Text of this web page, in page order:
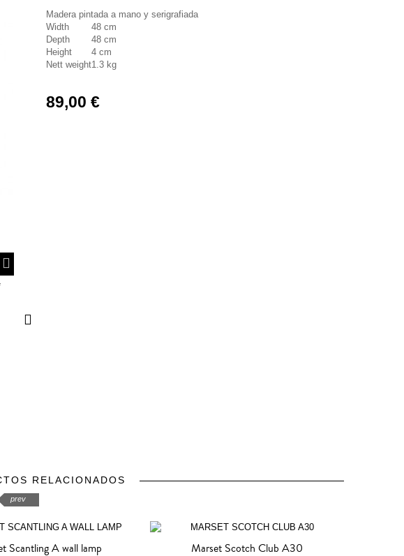
Madera pintada a mano y serigrafiada
Width
48 cm
Depth
48 cm
Height
4 cm
Nett weight1.3 kg
89,00 €
RELACIONADOS
prev
Scantling A wall lamp Marset Scotch Club A30